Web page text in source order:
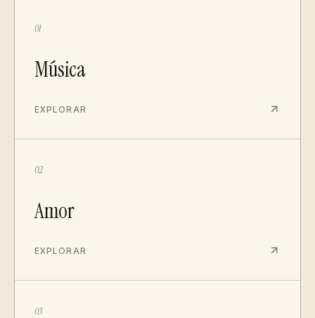
01
Música
EXPLORAR
02
Amor
EXPLORAR
03